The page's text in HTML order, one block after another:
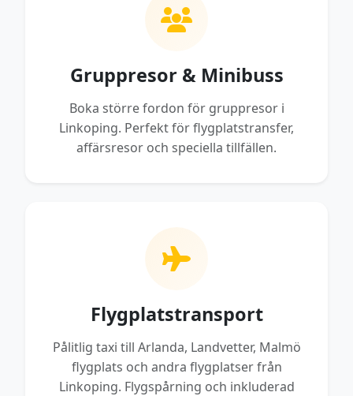
Gruppresor & Minibuss
Boka större fordon för gruppresor i
Linkoping. Perfekt för flygplatstransfer,
affärsresor och speciella tillfällen.
Flygplatstransport
Pålitlig taxi till Arlanda, Landvetter, Malmö
flygplats och andra flygplatser från
Linkoping. Flygspårning och inkluderad